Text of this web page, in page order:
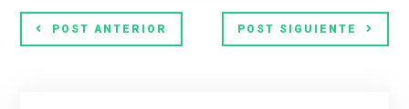
POST ANTERIOR POST SIGUIENTE